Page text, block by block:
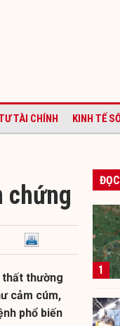
TÀI CHÍNH KINH TẾ
chứng
thường
cảm cúm,
phổ biến
1